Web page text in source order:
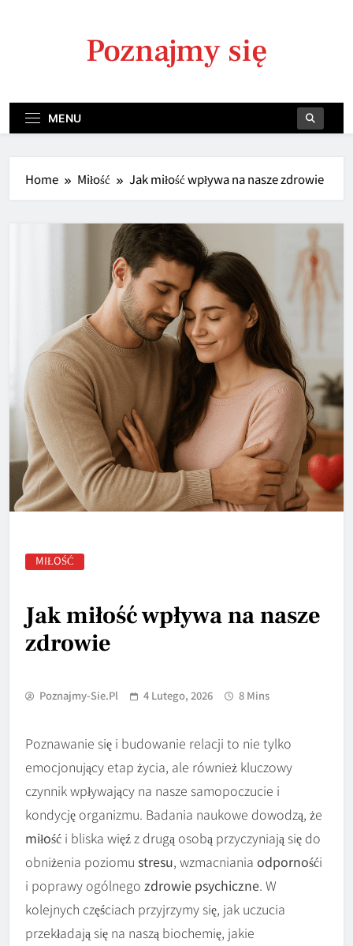
Poznajmy się
MENU
Home Miłość Jak miłość wpływa na nasze zdrowie
MIŁOŚĆ
Jak miłość wpływa na nasze
zdrowie
Poznajmy-Sie.pl 4 Lutego, 2026 8 Mins
Poznawanie się i budowanie relacji to nie tylko
emocjonujący etap życia, ale również kluczowy
czynnik wpływający na nasze samopoczucie i
kondycję organizmu. Badania naukowe dowodzą, że
miłość i bliska więź z drugą osobą przyczyniają się do
obniżenia poziomu stresu, wzmacniania odpornośći
i poprawy ogólnego zdrowie psychiczne. W
kolejnych częściach przyjrzymy się, jak uczucia
przekładają się na naszą biochemię, jakie